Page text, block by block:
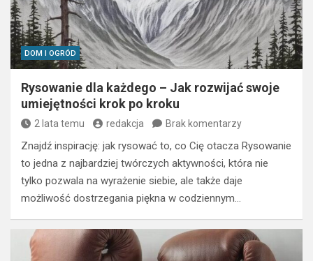
DOM I OGRÓD
Rysowanie dla każdego – Jak rozwijać swoje
umiejętności krok po kroku
2 lata temu redakcja Brak komentarzy
Znajdź inspirację: jak rysować to, co Cię otacza Rysowanie
to jedna z najbardziej twórczych aktywności, która nie
tylko pozwala na wyrażenie siebie, ale także daje
możliwość dostrzegania piękna w codziennym…